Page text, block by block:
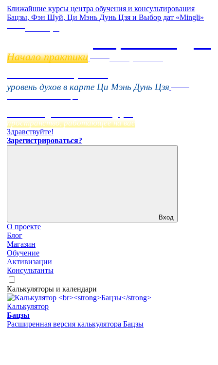
Ближайшие курсы центра обучения и консультирования
Бацзы, Фэн Шуй, Ци Мэнь Дунь Цзя и Выбор дат «Mingli»
Начало практики
уровень духов в карте Ци Мэнь Дунь Цзя
пространство, работающее на вас
Здравствуйте!
Зарегистрироваться?
Вход
О проекте
Блог
Магазин
Обучение
Активизации
Консультанты
Калькуляторы и календари
Калькулятор
Бацзы
Расширенная версия калькулятора Бацзы